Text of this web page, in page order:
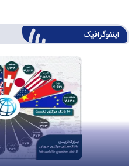
اینفوگرافیک